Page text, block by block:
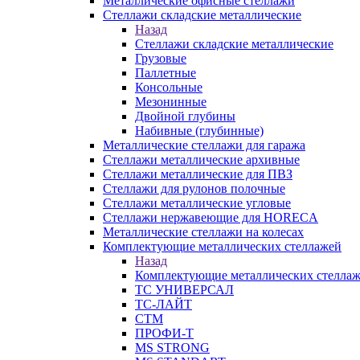
Стеллажи складские металлические
Назад
Стеллажи складские металлические
Грузовые
Паллетные
Консольные
Мезонинные
Двойной глубины
Набивные (глубинные)
Металлические стеллажи для гаража
Стеллажи металлические архивные
Стеллажи металлические для ПВЗ
Стеллажи для рулонов полочные
Стеллажи металлические угловые
Стеллажи нержавеющие для HORECA
Металлические стеллажи на колесах
Комплектующие металлических стеллажей
Назад
Комплектующие металлических
ТС УНИВЕРСАЛ
ТС-ЛАЙТ
СТМ
ПРОФИ-Т
MS STRONG